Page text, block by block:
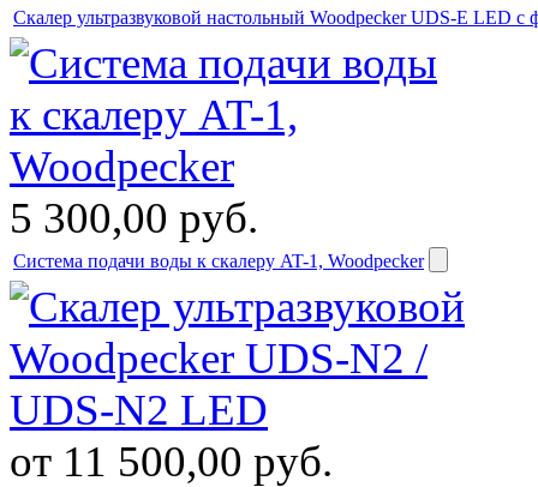
Скалер ультразвуковой настольный Woodpecker UDS-E LED с
5 300,00 руб.
Система подачи воды к скалеру AT-1, Woodpecker
от 11 500,00 руб.